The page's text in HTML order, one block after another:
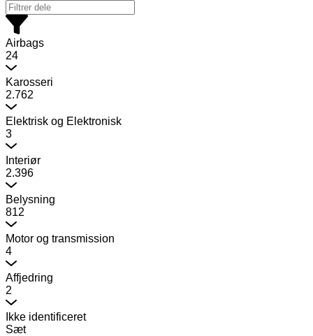
Airbags
24
Karosseri
2.762
Elektrisk og Elektronisk
3
Interiør
2.396
Belysning
812
Motor og transmission
4
Affjedring
2
Ikke identificeret
Sæt